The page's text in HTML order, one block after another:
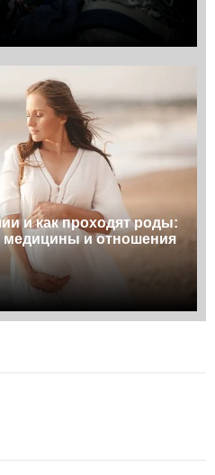
и как проходят роды:
медицины и отношения